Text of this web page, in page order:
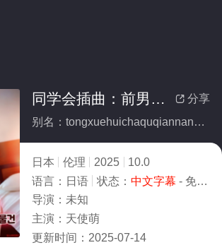
 分享
同学会插曲：前男友的回忆
别名：tongxuehuichaquqiannanyoudehuiyi
日本 伦理 2025
10.0
语言： 日语 状态： 中文字幕 - 免费在线观看
导演： 未知
主演： 天使萌
更新时间： 2025-07-14